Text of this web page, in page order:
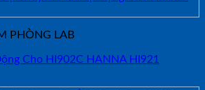
PHÒNG LAB
Cho HI902C HANNA HI921